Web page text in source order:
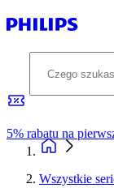
5% rabatu na
Wszystkie